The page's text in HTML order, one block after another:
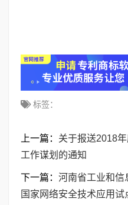
标签：
上一篇： 关于报送2018
工作谋划的通知
下一篇： 河南省工业和信
国家网络安全技术应用试